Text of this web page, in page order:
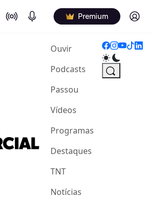
On Air Podcasts Premium Log in
Ouvir(current)
Podcasts
Passou
Vídeos
Programas
Destaques
TNT
Notícias